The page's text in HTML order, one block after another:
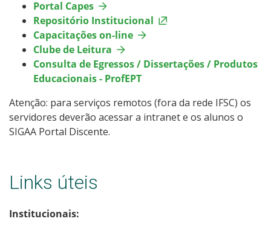
Portal Capes
Repositório Institucional
Capacitações on-line
Clube de Leitura
Consulta de Egressos / Dissertações / Produtos
Educacionais - ProfEPT
Atenção: para serviços remotos (fora da rede IFSC) os
servidores deverão acessar a intranet e os alunos o
SIGAA Portal Discente.
Links úteis
Institucionais: